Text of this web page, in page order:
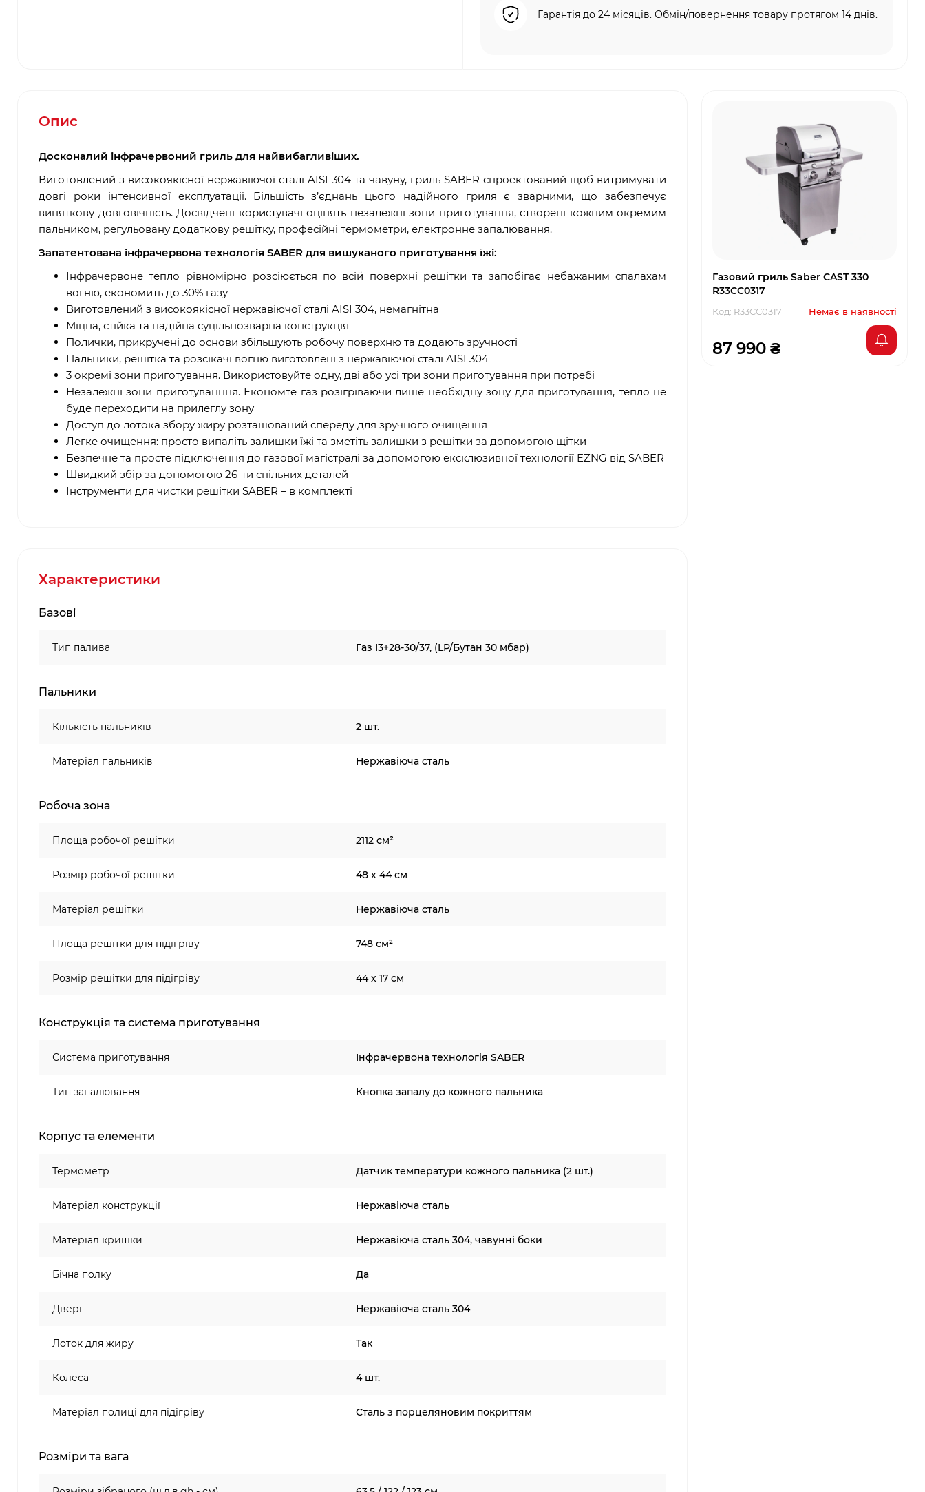
Гарантія до 24 місяців. Обмін/повернення товару протягом 14 днів.
Опис
Досконалий інфрачервоний гриль для найвибагливіших.
Виготовлений з високоякісної нержавіючої сталі AISI 304 та чавуну, гриль SABER спроектований щоб витримувати
довгі роки інтенсивної експлуатації. Більшість з’єднань цього надійного гриля є зварними, що забезпечує
виняткову довговічність. Досвідчені користувачі оцінять незалежні зони приготування, створені кожним окремим
пальником, регульовану додаткову решітку, професійні термометри, електронне запалювання.
Запатентована інфрачервона технологія SABER для вишуканого приготування їжі:
Інфрачервоне тепло рівномірно розсіюється по всій поверхні решітки та запобігає небажаним спалахам
вогню, економить до 30% газу
Виготовлений з високоякісної нержавіючої сталі AISI 304, немагнітна
Міцна, стійка та надійна суцільнозварна конструкція
Полички, прикручені до основи збільшують робочу поверхню та додають зручності
Пальники, решітка та розсікачі вогню виготовлені з нержавіючої сталі AISI 304
3 окремі зони приготування. Використовуйте одну, дві або усі три зони приготування при потребі
Незалежні зони приготуванння. Економте газ розігріваючи лише необхідну зону для приготування, тепло не
буде переходити на прилеглу зону
Доступ до лотока збору жиру розташований спереду для зручного очищення
Легке очищення: просто випаліть залишки їжі та зметіть залишки з решітки за допомогою щітки
Безпечне та просте підключення до газової магістралі за допомогою ексклюзивної технології EZNG від SABER
Швидкий збір за допомогою 26-ти спільних деталей
Інструменти для чистки решітки SABER – в комплекті
Характеристики
Базові
Тип палива Газ I3+28-30/37, (LP/Бутан 30 мбар)
Пальники
Кількість пальників 2 шт.
Матеріал пальників Нержавіюча сталь
Робоча зона
Площа робочої решітки 2112 см²
Розмір робочої решітки 48 х 44 см
Матеріал решітки Нержавіюча сталь
Площа решітки для підігріву 748 см²
Розмір решітки для підігріву 44 х 17 см
Конструкція та система приготування
Система приготування Інфрачервона технологія SABER
Тип запалювання Кнопка запалу до кожного пальника
Корпус та елементи
Термометр Датчик температури кожного пальника (2 шт.)
Матеріал конструкції Нержавіюча сталь
Матеріал кришки Нержавіюча сталь 304, чавунні боки
Бічна полку Да
Двері Нержавіюча сталь 304
Лоток для жиру Так
Колеса 4 шт.
Матеріал полиці для підігріву Сталь з порцеляновим покриттям
Розміри та вага
Газовий гриль Saber CAST 330
R33CC0317
Код: R33CC0317 Немає в наявності
87 990 ₴